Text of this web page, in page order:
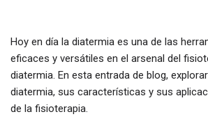
Hoy en día la diatermia es una de las
eficaces y versátiles en el arsenal del
diatermia. En esta entrada de blog,
diatermia, sus características y sus
de la fisioterapia.